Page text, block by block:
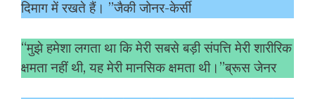
दिमाग में रखते हैं। ”जैकी जोनर-केर्सी
“मुझे हमेशा लगता था कि मेरी सबसे बड़ी संपत्ति मेरी शारीरिक
क्षमता नहीं थी, यह मेरी मानसिक क्षमता थी।”ब्रूस जेनर